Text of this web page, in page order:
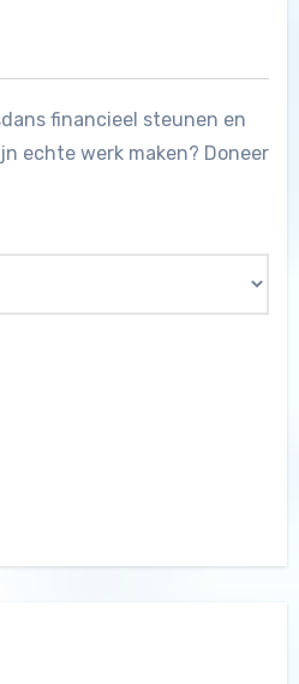
financieel steunen en
echte werk maken? Doneer